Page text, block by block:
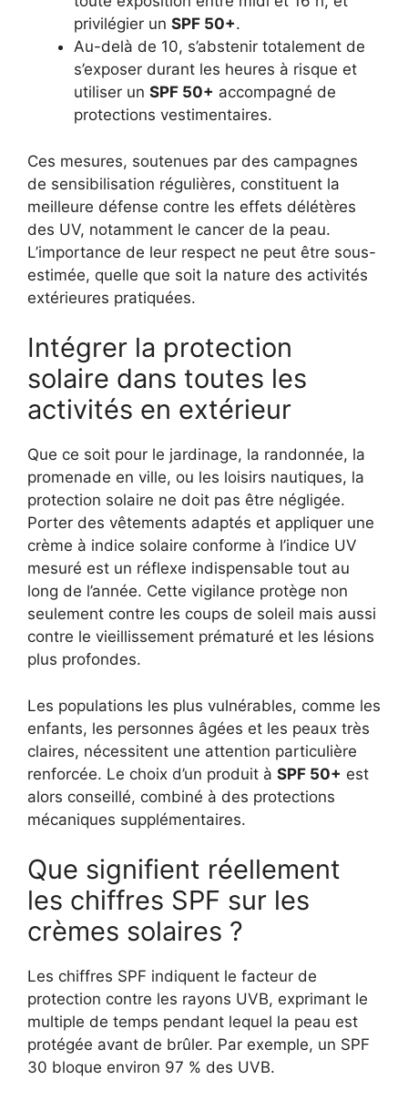
privilégier un SPF 50+.
Au-delà de 10, s’abstenir totalement de
s’exposer durant les heures à risque et
utiliser un SPF 50+ accompagné de
protections vestimentaires.
Ces mesures, soutenues par des campagnes
de sensibilisation régulières, constituent la
meilleure défense contre les effets délétères
des UV, notamment le cancer de la peau.
L’importance de leur respect ne peut être sous-
estimée, quelle que soit la nature des activités
extérieures pratiquées.
Intégrer la protection
solaire dans toutes les
activités en extérieur
Que ce soit pour le jardinage, la randonnée, la
promenade en ville, ou les loisirs nautiques, la
protection solaire ne doit pas être négligée.
Porter des vêtements adaptés et appliquer une
crème à indice solaire conforme à l’indice UV
mesuré est un réflexe indispensable tout au
long de l’année. Cette vigilance protège non
seulement contre les coups de soleil mais aussi
contre le vieillissement prématuré et les lésions
plus profondes.
Les populations les plus vulnérables, comme les
enfants, les personnes âgées et les peaux très
claires, nécessitent une attention particulière
renforcée. Le choix d’un produit à SPF 50+ est
alors conseillé, combiné à des protections
mécaniques supplémentaires.
Que signifient réellement
les chiffres SPF sur les
crèmes solaires ?
Les chiffres SPF indiquent le facteur de
protection contre les rayons UVB, exprimant le
multiple de temps pendant lequel la peau est
protégée avant de brûler. Par exemple, un SPF
30 bloque environ 97 % des UVB.